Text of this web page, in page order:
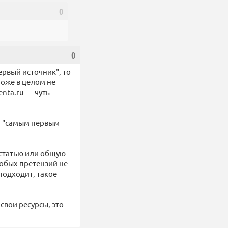
0
0
источник", то
в целом не
— чуть
"самым первым
или общую
претензий не
такое
ресурсы, это